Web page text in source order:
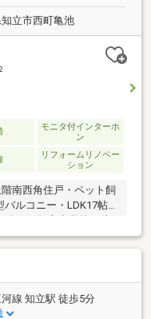
立市西町亀池
2
モニタ付インターホ
ン
リフォームリノベー
ション
南西角住戸・ペット飼
ルコニー・LDK17帖■
分！・知立中学校 徒
＜＜～即日内覧・相
でお電話ください♪物
お気軽にお問合せ下さ
、勤務年数が短い方な
！未公開物件情報も多
スペース完備】【駐
線 知立駅 徒歩5分